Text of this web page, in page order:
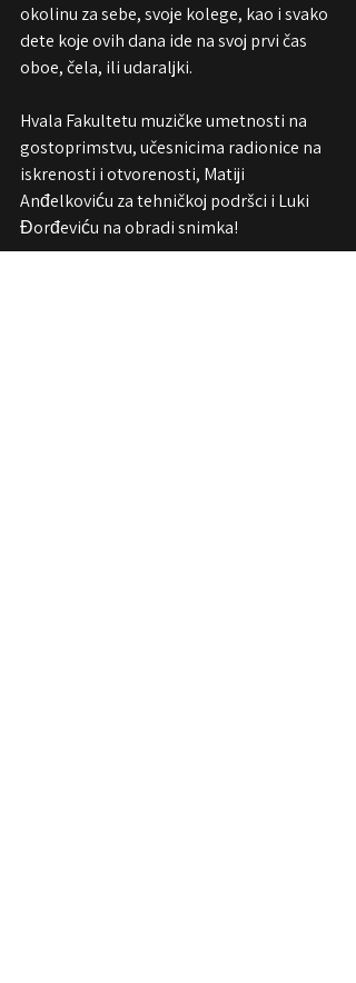
okolinu za sebe, svoje kolege, kao i svako
dete koje ovih dana ide na svoj prvi čas
oboe, čela, ili udaraljki.
Hvala Fakultetu muzičke umetnosti na
gostoprimstvu, učesnicima radionice na
iskrenosti i otvorenosti, Matiji
Anđelkoviću za tehničkoj podršci i Luki
Đorđeviću na obradi snimka!